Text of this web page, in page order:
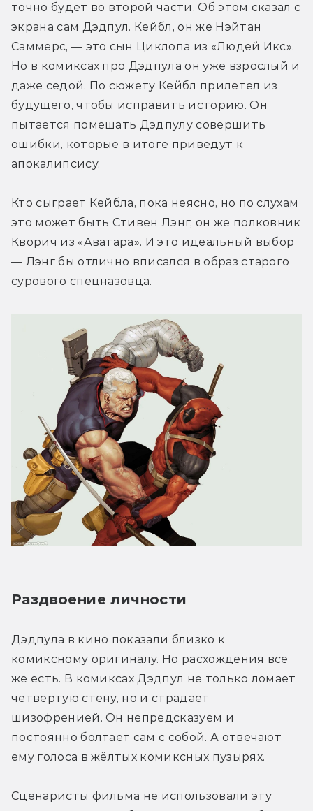
точно будет во второй части. Об этом сказал с
экрана сам Дэдпул. Кейбл, он же Нэйтан
Саммерс, — это сын Циклопа из «Людей Икс».
Но в комиксах про Дэдпула он уже взрослый и
даже седой. По сюжету Кейбл прилетел из
будущего, чтобы исправить историю. Он
пытается помешать Дэдпулу совершить
ошибки, которые в итоге приведут к
апокалипсису.
Кто сыграет Кейбла, пока неясно, но по слухам
это может быть Стивен Лэнг, он же полковник
Кворич из «Аватара». И это идеальный выбор
— Лэнг бы отлично вписался в образ старого
сурового спецназовца.
Раздвоение личности
Дэдпула в кино показали близко к
комиксному оригиналу. Но расхождения всё
же есть. В комиксах Дэдпул не только ломает
четвёртую стену, но и страдает
шизофренией. Он непредсказуем и
постоянно болтает сам с собой. А отвечают
ему голоса в жёлтых комиксных пузырях.
Сценаристы фильма не использовали эту